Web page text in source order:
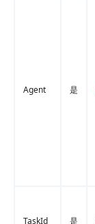
Agent 是
TaskId 是